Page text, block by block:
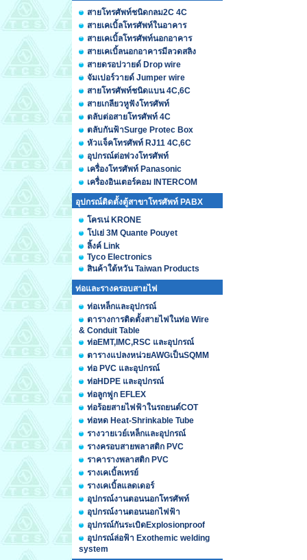
สายโทรศัพท์ชนิดกลม2C 4C
สายเคเบิ้ลโทรศัพท์ในอาคาร
สายเคเบิ้ลโทรศัพท์นอกอาคาร
สายเคเบิ้ลนอกอาคารมีลวดสลิง
สายดรอปวายด์ Drop wire
จัมเปอร์วายด์ Jumper wire
สายโทรศัพท์ชนิดแบน 4C,6C
สายเกลียวหูฟังโทรศัพท์
ตลับต่อสายโทรศัพท์ 4C
ตลับกันฟ้าSurge Protec Box
หัวแจ็คโทรศัพท์ RJ11 4C,6C
อุปกรณ์ต่อพ่วงโทรศัพท์
เครื่องโทรศัพท์ Panasonic
เครื่องอินเตอร์คอม INTERCOM
อุปกรณ์ติดตั้งตู้สาขาโทรศัพท์ PABX
โครเน่ KRONE
โปเย่ 3M Quante Pouyet
ลิ้งค์ Link
Tyco Electronics
สินค้าใต้หวัน Taiwan Products
ท่อและรางครอบสายไฟ
ท่อเหล็กและอุปกรณ์
ตารางการติดตั้งสายไฟในท่อ Wire
& Conduit Table
ท่อEMT,IMC,RSC และอุปกรณ์
ตารางแปลงหน่วยAWGเป็นSQMM
ท่อ PVC และอุปกรณ์
ท่อHDPE และอุปกรณ์
ท่อลูกฟูก EFLEX
ท่อร้อยสายไฟฟ้าในรถยนต์COT
ท่อหด Heat-Shrinkable Tube
รางวายเวย์เหล็กและอุปกรณ์
รางครอบสายพลาสติก PVC
ราคารางพลาสติก PVC
รางเคเบิ้ลเทรย์
รางเคเบิ้ลแลดเดอร์
อุปกรณ์งานตอนนอกโทรศัพท์
อุปกรณ์งานตอนนอกไฟฟ้า
อุปกรณ์กันระเบิดExplosionproof
อุปกรณ์ล่อฟ้า Exothemic welding
system